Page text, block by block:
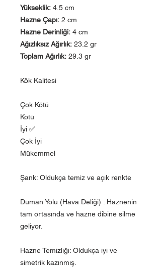
Yükseklik: 4.5 cm
Hazne Çapı: 2 cm
Hazne Derinliği: 4 cm
Ağızlıksız Ağırlık: 23.2 gr
Toplam Ağırlık: 29.3 gr
Kök Kalitesi
Çok Kötü
Kötü
İyi ✅
Çok İyi
Mükemmel
Şank: Oldukça temiz ve açık renkte
Duman Yolu (Hava Deliği) : Haznenin
tam ortasında ve hazne dibine silme
geliyor.
Hazne Temizliği: Oldukça iyi ve
simetrik kazınmış.